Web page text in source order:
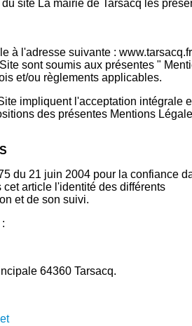
site La mairie de Tarsacq les
à l'adresse suivante :
sont soumis aux présentes "
et/ou règlements applicables.
impliquent l'acceptation intégrale
des présentes Mentions
du 21 juin 2004 pour la confiance
article l'identité des différents
et de son suivi.
64360 Tarsacq.